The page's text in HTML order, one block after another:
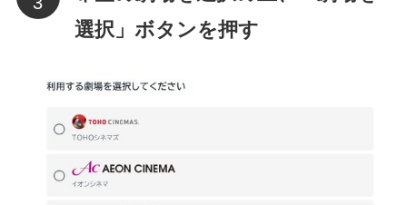
選択」ボタンを押す